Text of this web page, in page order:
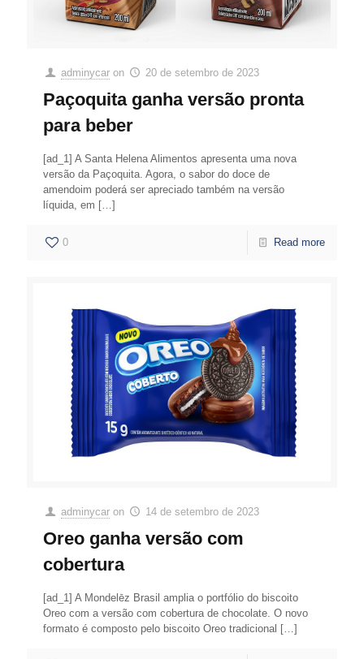
adminycar on 20 de setembro de 2023
Paçoquita ganha versão pronta
para beber
[ad_1] A Santa Helena Alimentos apresenta uma nova
versão da Paçoquita. Agora, o sabor do doce de
amendoim poderá ser apreciado também na versão
líquida, em […]
0 Read more
adminycar on 14 de setembro de 2023
Oreo ganha versão com
cobertura
[ad_1] A Mondelēz Brasil amplia o portfólio do biscoito
Oreo com a versão com cobertura de chocolate. O novo
formato é composto pelo biscoito Oreo tradicional […]